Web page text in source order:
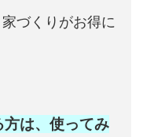
づくりがお得に
は、使ってみ